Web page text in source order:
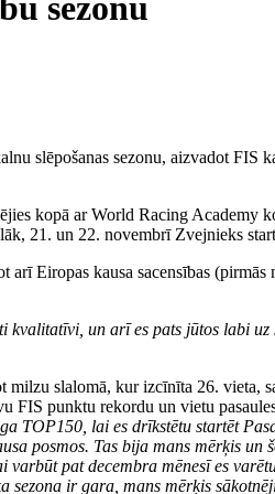
sezonu
slēpošanas sezonu, aizvadot FIS
kopā ar World Racing Academy
21. un 22. novembrī Zvejnieks
Eiropas kausa sacensības (pirmās
un arī es pats jūtos labi uz
milzu slalomā, kur izcīnīta 26. vieta,
FIS punktu rekordu un vietu
TOP150, lai es drīkstētu startēt
posmos. Tas bija mans mērķis un
pat decembra mēnesī es
ir gara, mans mērķis